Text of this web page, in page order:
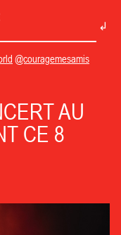
@couragemesamis
AU
CE 8